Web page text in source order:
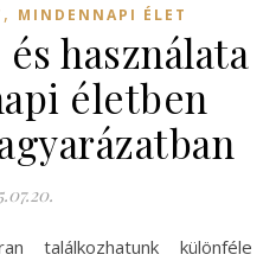
, MINDENNAPI ÉLET
használata
életben